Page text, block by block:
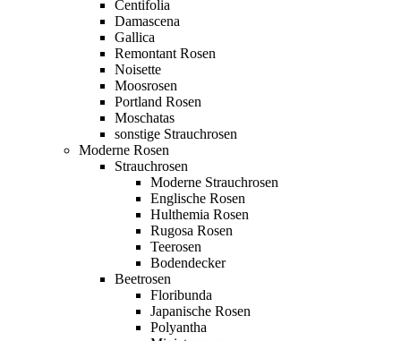
Centifolia
Damascena
Gallica
Remontant Rosen
Noisette
Moosrosen
Portland Rosen
Moschatas
sonstige Strauchrosen
Moderne Rosen
Strauchrosen
Moderne Strauchrosen
Englische Rosen
Hulthemia Rosen
Rugosa Rosen
Teerosen
Bodendecker
Beetrosen
Floribunda
Japanische Rosen
Polyantha